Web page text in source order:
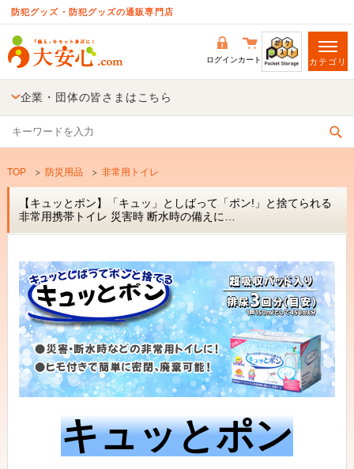
防犯グッズ・防犯グッズの通販専門店
ログインカート カテゴリ
企業・団体の皆さまはこちら
TOP 防災用品 非常用トイレ
【キュッとポン】「キュッ」としばって「ポン!」と捨てられる
非常用携帯トイレ 災害時 断水時の備えに…
キュッとポン